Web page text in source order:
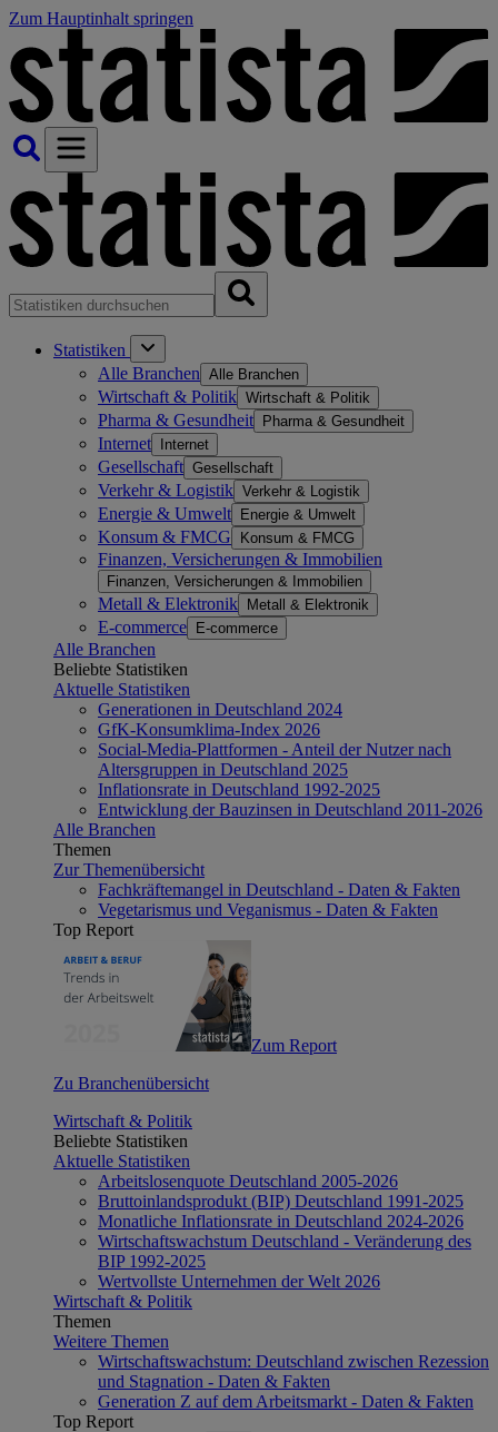
Zum Hauptinhalt springen
Statistiken
Alle Branchen Alle Branchen
Wirtschaft & Politik Wirtschaft & Politik
Pharma & Gesundheit Pharma & Gesundheit
Internet Internet
Gesellschaft Gesellschaft
Verkehr & Logistik Verkehr & Logistik
Energie & Umwelt Energie & Umwelt
Konsum & FMCG Konsum & FMCG
Finanzen, Versicherungen & Immobilien
Finanzen, Versicherungen & Immobilien
Metall & Elektronik Metall & Elektronik
E-commerce E-commerce
Alle Branchen
Beliebte Statistiken
Aktuelle Statistiken
Generationen in Deutschland 2024
GfK-Konsumklima-Index 2026
Social-Media-Plattformen - Anteil der Nutzer nach
Altersgruppen in Deutschland 2025
Inflationsrate in Deutschland 1992-2025
Entwicklung der Bauzinsen in Deutschland 2011-2026
Alle Branchen
Themen
Zur Themenübersicht
Fachkräftemangel in Deutschland - Daten & Fakten
Vegetarismus und Veganismus - Daten & Fakten
Top Report
Zum Report
Zu Branchenübersicht
Wirtschaft & Politik
Beliebte Statistiken
Aktuelle Statistiken
Arbeitslosenquote Deutschland 2005-2026
Bruttoinlandsprodukt (BIP) Deutschland 1991-2025
Monatliche Inflationsrate in Deutschland 2024-2026
Wirtschaftswachstum Deutschland - Veränderung des
BIP 1992-2025
Wertvollste Unternehmen der Welt 2026
Wirtschaft & Politik
Themen
Weitere Themen
Wirtschaftswachstum: Deutschland zwischen Rezession
und Stagnation - Daten & Fakten
Generation Z auf dem Arbeitsmarkt - Daten & Fakten
Top Report